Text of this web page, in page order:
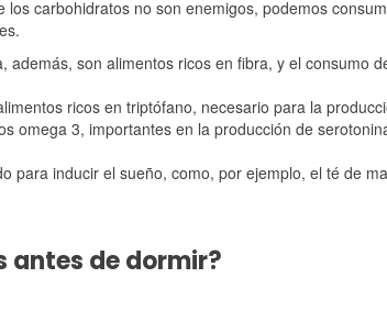
carbohidratos no son enemigos, podemos
además, son alimentos ricos en fibra, y el consumo
ricos en triptófano, necesario para la
omega 3, importantes en la producción de
para inducir el sueño, como, por ejemplo, el té de
antes de dormir?